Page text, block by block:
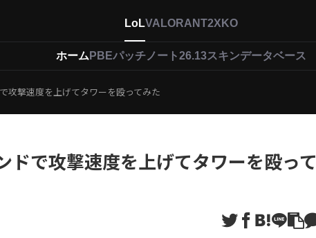
LoLVALORANT2XKO
ホーム PBEパッチノート26.13スキンデータベース
攻撃速度を上げてタワーを殴ってみた
ドで攻撃速度を上げてタワーを殴って